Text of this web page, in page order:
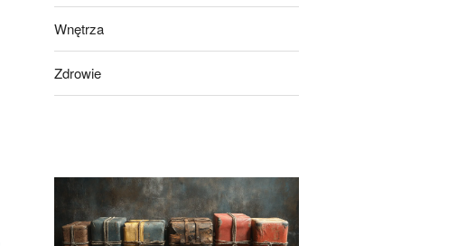
Wnętrza
Zdrowie